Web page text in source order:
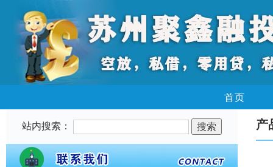
首页
站内搜索： 产